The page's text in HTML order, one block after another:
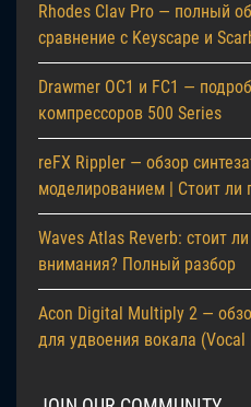
Rhodes Clav Pro — полный
сравнение с Keyscape и
Drawmer OC1 и FC1 —
компрессоров 500 Series
reFX Rippler — обзор
моделированием | Стоит ли
Waves Atlas Reverb: стоит
внимания? Полный разбор
Acon Digital Multiply 2 —
для удвоения вокала (Vocal